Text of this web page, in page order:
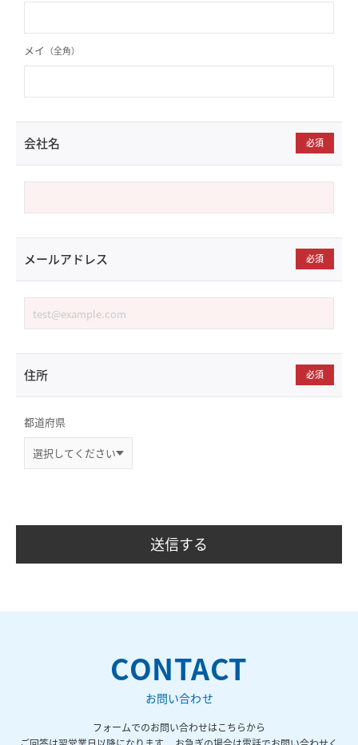
メイ （全角）
会社名 必須
メールアドレス 必須
住所 必須
都道府県
CONTACT
お問い合わせ
フォームでのお問い合わせはこちらから